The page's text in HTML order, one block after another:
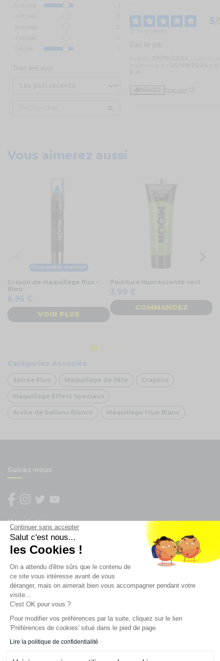
Continuer sans accepter
Salut c'est nous...
les Cookies !
On a attendu d'être sûrs que le contenu de
ce site vous intéresse avant de vous
déranger, mais on aimerait bien vous accompagner pendant votre
visite...
C'est OK pour vous ?
Pour modifier vos préférences par la suite, cliquez sur le lien
'Préférences de cookies' situé dans le pied de page.
Lire la politique de confidentialité
Trier les avis
5/
Avis vérifié
Fait le job
Signaler
Vous aimerez aussi
Disponible bientôt
Crayon de maquillage fluo -
Bleu
6,95 €
VOIR PLUS
Peinture fluorescente vert
3,99 €
COMMANDEZ
Catégories Associés
Soirée Fluo Maquillage de fête Crayons
Maquillage Effets Speciaux
Arche de ballons Blancs Maquillage Fluo Blanc
Suivez-nous
Newsletter
Enregistrez vous à la newsletter
Restez à l'actualité sur nos produits et les offres du
moment
NOS SERVICES
INFORMATIONS